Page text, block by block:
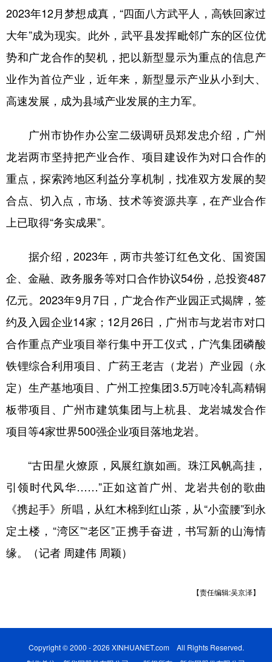
2023年12月梦想成真，“四面八方武平人，高铁回家过
大年”成为现实。此外，武平县发挥毗邻广东的区位优
势和广龙合作的契机，把以新型显示为重点的信息产
业作为首位产业，近年来，新型显示产业从小到大、
高速发展，成为县域产业发展的主力军。
广州市协作办公室二级调研员郑发忠介绍，广州
龙岩两市坚持把产业合作、项目建设作为对口合作的
重点，探索跨地区利益分享机制，找准双方发展的契
合点、切入点，市场、技术等资源共享，在产业合作
上已取得“务实成果”。
据介绍，2023年，两市共签订红色文化、国资国
企、金融、政务服务等对口合作协议54份，总投资487
亿元。2023年9月7日，广龙合作产业园正式揭牌，签
约及入园企业14家；12月26日，广州市与龙岩市对口
合作重点产业项目举行集中开工仪式，广汽集团磷酸
铁锂综合利用项目、广药王老吉（龙岩）产业园（永
定）生产基地项目、广州工控集团3.5万吨冷轧高精铜
板带项目、广州市建筑集团与上杭县、龙岩城发合作
项目等4家世界500强企业项目落地龙岩。
“古田星火燎原，风展红旗如画。珠江风帆高挂，
引领时代风华……”正如这首广州、龙岩共创的歌曲
《携起手》所唱，从红木棉到红山茶，从“小蛮腰”到永
定土楼，“湾区”“老区”正携手奋进，书写新的山海情
缘。（记者 周建伟 周颖）
【责任编辑:吴京泽】
Copyright © 2000 - 2026 XINHUANET.com All Rights Reserved.